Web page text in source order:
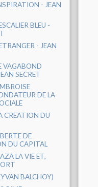
- JEAN
BLEU -
- JEAN
VAGABOND
SECRET
DE LA
CREATION DU
DE
DU CAPITAL
LA VIE ET,
BALCHOY)